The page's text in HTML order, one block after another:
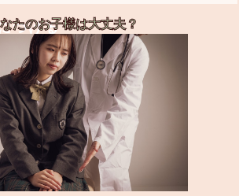
つける
たのお子様は大丈夫？